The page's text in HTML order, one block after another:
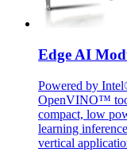
Edge AI
Powered by
OpenVINO™
compact, low
learning
vertical